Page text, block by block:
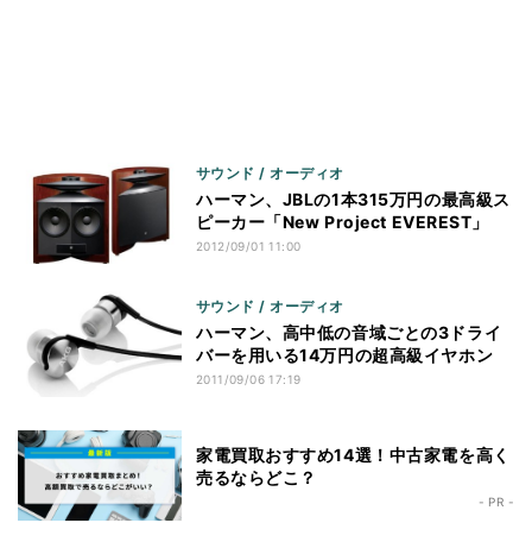
サウンド / オーディオ
ハーマン、JBLの1本315万円の最高級ス
ピーカー「New Project EVEREST」
2012/09/01 11:00
サウンド / オーディオ
ハーマン、高中低の音域ごとの3ドライ
バーを用いる14万円の超高級イヤホン
2011/09/06 17:19
家電買取おすすめ14選！中古家電を高く
売るならどこ？
- PR -